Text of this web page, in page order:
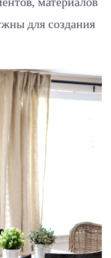
для создания